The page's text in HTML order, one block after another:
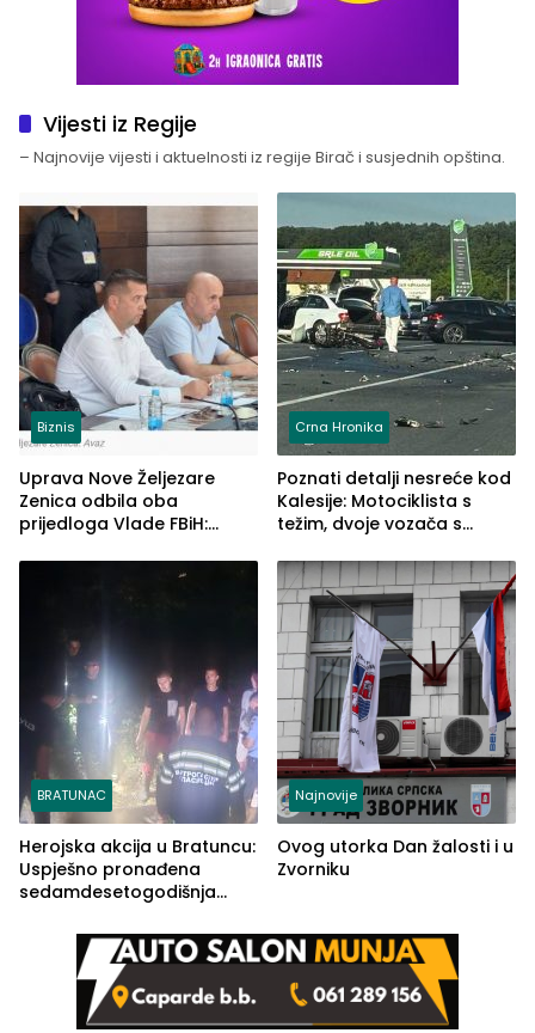
Vijesti iz Regije
– Najnovije vijesti i aktuelnosti iz regije Birač i susjednih opština.
Biznis
Uprava Nove Željezare
Zenica odbila oba
prijedloga Vlade FBiH:
rješenje
Crna Hronika
Poznati detalji nesreće kod
Kalesije: Motociklista s
težim, dvoje vozača s
BRATUNAC
Herojska akcija u Bratuncu:
Uspješno pronađena
sedamdesetogodišnja
Kravice.
Najnovije
Ovog utorka Dan žalosti i u
Zvorniku